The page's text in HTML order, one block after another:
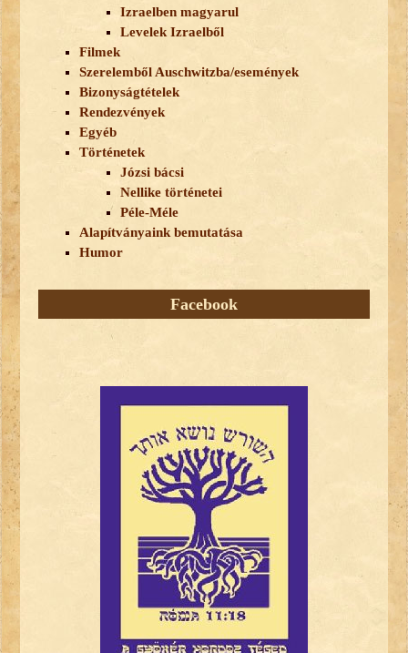
Izraelben magyarul
Levelek Izraelből
Filmek
Szerelemből Auschwitzba/események
Bizonyságtételek
Rendezvények
Egyéb
Történetek
Józsi bácsi
Nellike történetei
Péle-Méle
Alapítványaink bemutatása
Humor
Facebook